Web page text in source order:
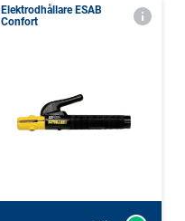
Elektrodhållare ESAB
Confort